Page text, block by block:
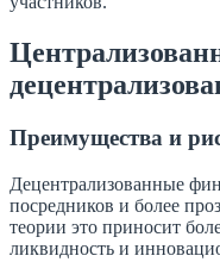
Преимущества и
Децентрализованные
посредников и более
теории это приносит
ликвидность и